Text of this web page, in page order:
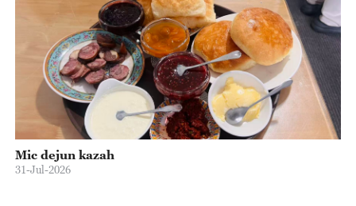
Mic dejun kazah
31-Jul-2026